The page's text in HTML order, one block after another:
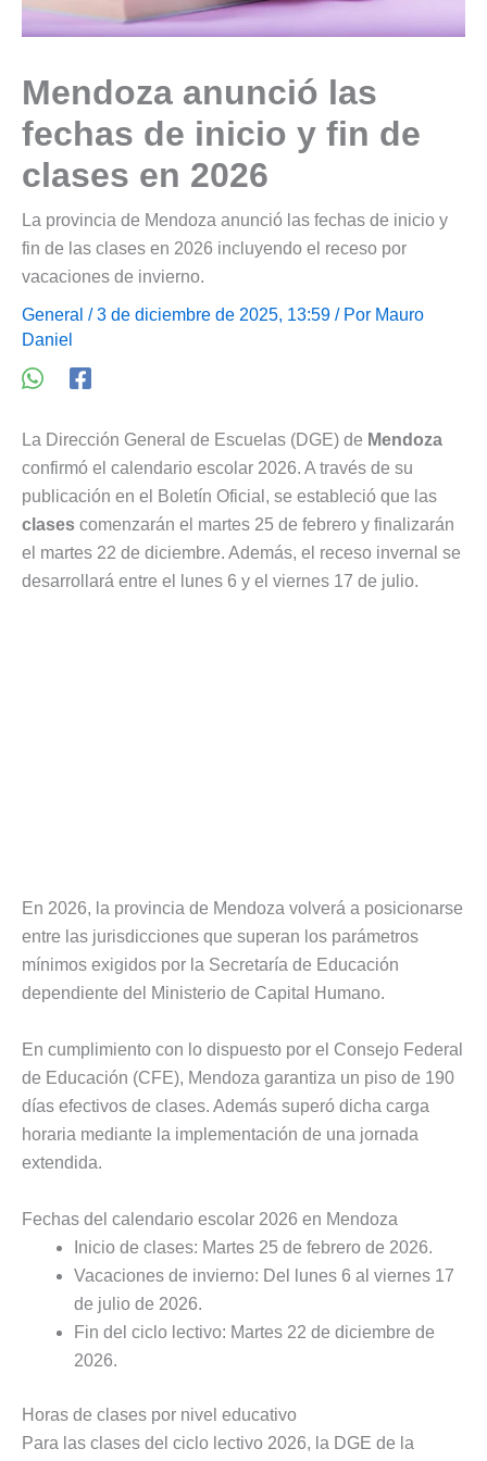
Mendoza anunció las
fechas de inicio y fin de
clases en 2026
La provincia de Mendoza anunció las fechas de inicio y
fin de las clases en 2026 incluyendo el receso por
vacaciones de invierno.
General / 3 de diciembre de 2025, 13:59 / Por Mauro
Daniel
La Dirección General de Escuelas (DGE) de Mendoza
confirmó el calendario escolar 2026. A través de su
publicación en el Boletín Oficial, se estableció que las
clases comenzarán el martes 25 de febrero y finalizarán
el martes 22 de diciembre. Además, el receso invernal se
desarrollará entre el lunes 6 y el viernes 17 de julio.
En 2026, la provincia de Mendoza volverá a posicionarse
entre las jurisdicciones que superan los parámetros
mínimos exigidos por la Secretaría de Educación
dependiente del Ministerio de Capital Humano.
En cumplimiento con lo dispuesto por el Consejo Federal
de Educación (CFE), Mendoza garantiza un piso de 190
días efectivos de clases. Además superó dicha carga
horaria mediante la implementación de una jornada
extendida.
Fechas del calendario escolar 2026 en Mendoza
Inicio de clases: Martes 25 de febrero de 2026.
Vacaciones de invierno: Del lunes 6 al viernes 17
de julio de 2026.
Fin del ciclo lectivo: Martes 22 de diciembre de
2026.
Horas de clases por nivel educativo
Para las clases del ciclo lectivo 2026, la DGE de la